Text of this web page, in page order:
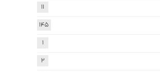
11
145
1
2